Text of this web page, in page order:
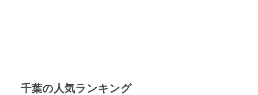
千葉の人気ランキング